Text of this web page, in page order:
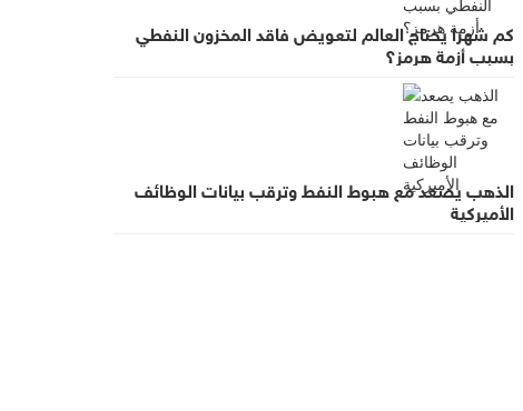
كم شهرا يحتاج العالم لتعويض فاقد المخزون النفطي
بسبب أزمة هرمز؟
الذهب يصعد مع هبوط النفط وترقب بيانات الوظائف
الأميركية